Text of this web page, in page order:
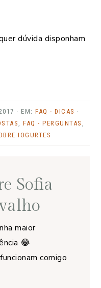
dúvida disponham
· EM: FAQ - DICAS ·
, FAQ - PERGUNTAS ,
IOGURTES
Sofia
maior
😂
comigo